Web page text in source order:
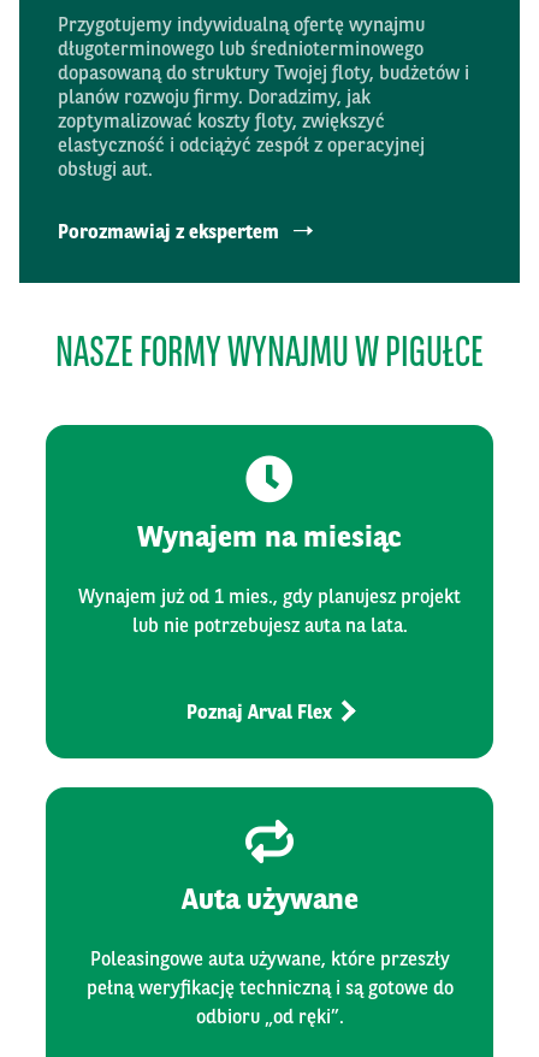
Przygotujemy indywidualną ofertę wynajmu
długoterminowego lub średnioterminowego
dopasowaną do struktury Twojej floty, budżetów i
planów rozwoju firmy. Doradzimy, jak
zoptymalizować koszty floty, zwiększyć
elastyczność i odciążyć zespół z operacyjnej
obsługi aut.
Porozmawiaj z ekspertem
NASZE FORMY WYNAJMU W PIGUŁCE
Wynajem na miesiąc
Wynajem już od 1 mies., gdy planujesz projekt
lub nie potrzebujesz auta na lata.
Poznaj Arval Flex
Auta używane
Poleasingowe auta używane, które przeszły
pełną weryfikację techniczną i są gotowe do
odbioru „od ręki”.